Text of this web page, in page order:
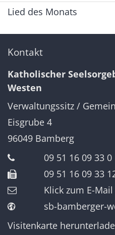
Lied des Monats
Kontakt
Katholischer
Westen
Verwaltungssitz /
Eisgrube 4
96049 Bamberg
09 51 16 09 33 0
09 51 16 09 33
Klick zum E-
sb-bamberger-
Visitenkarte